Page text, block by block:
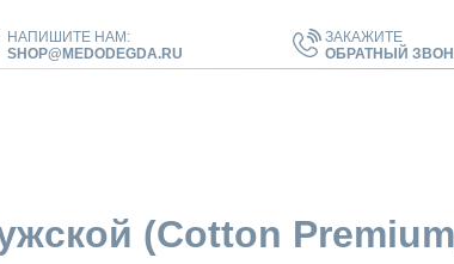
НАПИШИТЕ НАМ:
SHOP@MEDODEGDA.RU
ЗАКАЖИТЕ
ОБРАТНЫЙ
(Cotton